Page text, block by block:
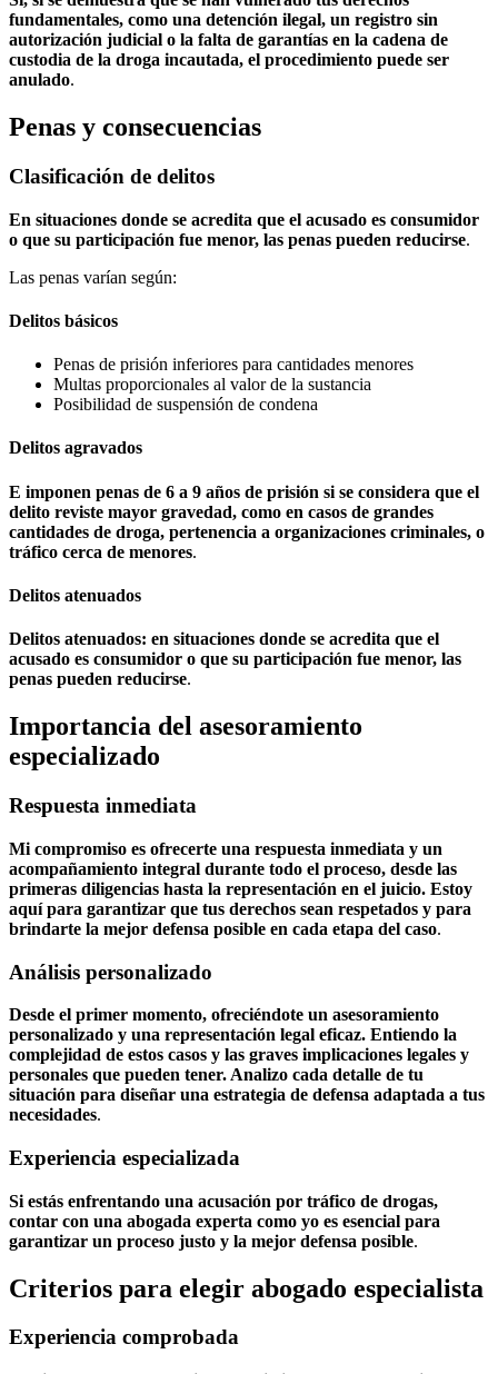
fundamentales, como una detención ilegal, un registro sin
autorización judicial o la falta de garantías en la cadena de
custodia de la droga incautada, el procedimiento puede ser
anulado.
Penas y consecuencias
Clasificación de delitos
En situaciones donde se acredita que el acusado es consumidor
o que su participación fue menor, las penas pueden reducirse.
Las penas varían según:
Delitos básicos
Penas de prisión inferiores para cantidades menores
Multas proporcionales al valor de la sustancia
Posibilidad de suspensión de condena
Delitos agravados
E imponen penas de 6 a 9 años de prisión si se considera que el
delito reviste mayor gravedad, como en casos de grandes
cantidades de droga, pertenencia a organizaciones criminales, o
tráfico cerca de menores.
Delitos atenuados
Delitos atenuados: en situaciones donde se acredita que el
acusado es consumidor o que su participación fue menor, las
penas pueden reducirse.
Importancia del asesoramiento
especializado
Respuesta inmediata
Mi compromiso es ofrecerte una respuesta inmediata y un
acompañamiento integral durante todo el proceso, desde las
primeras diligencias hasta la representación en el juicio. Estoy
aquí para garantizar que tus derechos sean respetados y para
brindarte la mejor defensa posible en cada etapa del caso.
Análisis personalizado
Desde el primer momento, ofreciéndote un asesoramiento
personalizado y una representación legal eficaz. Entiendo la
complejidad de estos casos y las graves implicaciones legales y
personales que pueden tener. Analizo cada detalle de tu
situación para diseñar una estrategia de defensa adaptada a tus
necesidades.
Experiencia especializada
Si estás enfrentando una acusación por tráfico de drogas,
contar con una abogada experta como yo es esencial para
garantizar un proceso justo y la mejor defensa posible.
Criterios para elegir abogado especialista
Experiencia comprobada